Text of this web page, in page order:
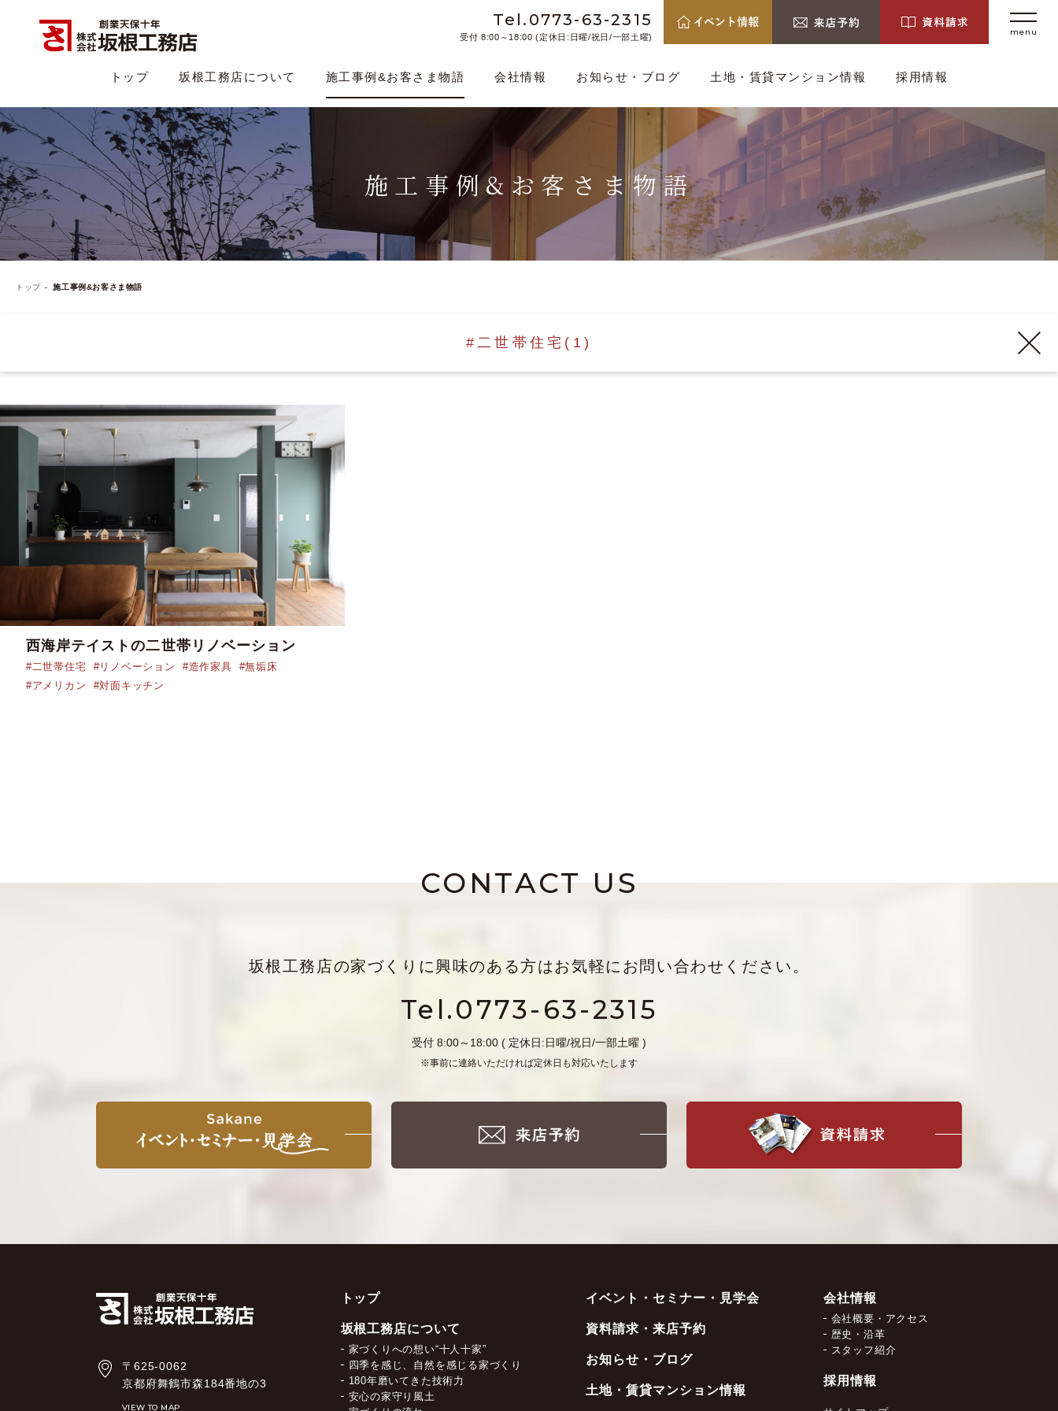
Tel.0773-63-2315
受付 8:00～18:00 (定休日:日曜/祝日/一部土曜) menu
トップ 坂根工務店について 施工事例&お客さま物語 会社情報 お知らせ・ブログ 土地・賃貸マンション情報 採用情報
施工事例&お客さま物語
トップ 施工事例&お客さま物語
#二世帯住宅 (1)
西海岸テイストの二世帯リノベーション
#二世帯住宅 #リノベーション #造作家具
#無垢床
#アメリカン
#対面キッチン
CONTACT US
坂根工務店の家づくりに興味のある方はお気軽にお問い合わせください。
Tel.0773-63-2315
受付 8:00～18:00 ( 定休日:日曜/祝日/一部土曜 )
※事前に連絡いただければ定休日も対応いたします
〒625-0062
京都府舞鶴市森184番地の3
VIEW TO MAP
トップ
坂根工務店について
家づくりへの想い“十人十家”
四季を感じ、自然を感じる家づくり
180年磨いてきた技術力
安心の家守り風土
イベント・セミナー・見学会
資料請求・来店予約
お知らせ・ブログ
土地・賃貸マンション情報
会社情報
会社概要・アクセス
歴史・沿革
スタッフ紹介
採用情報